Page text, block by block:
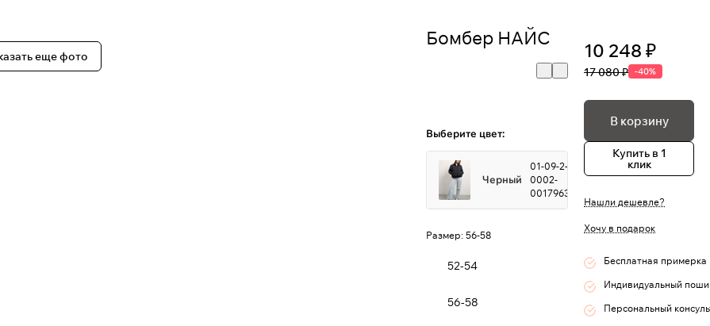
еще фото
Бомбер НАЙС
Выберите цвет:
Черный
01-09-2-
0002-
0017963
Размер: 56-58
52-54
56-58
10 248 ₽
17 080 ₽ -40%
В корзину
Купить в 1
клик
Нашли дешевле?
Хочу в подарок
Бесплатная примерка
Индивидуальный
Персональный